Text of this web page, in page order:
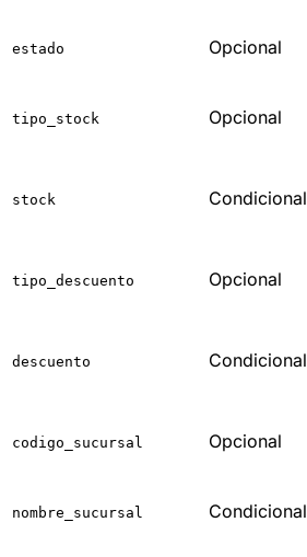
estado Opcional
tipo_stock Opcional
stock Condicional
tipo_descuento Opcional
descuento Condicional
codigo_sucursal Opcional
nombre_sucursal Condicional